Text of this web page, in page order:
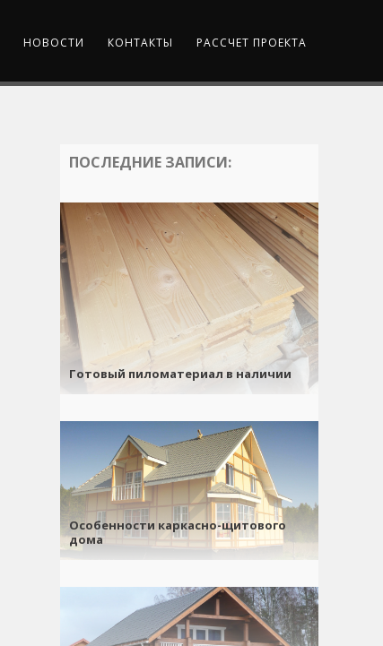
НОВОСТИ КОНТАКТЫ РАССЧЕТ ПРОЕКТА
ПОСЛЕДНИЕ ЗАПИСИ:
Готовый пиломатериал в наличии
Особенности каркасно-щитового
дома